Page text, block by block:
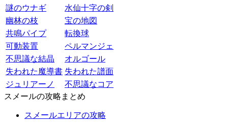
謎のウナギ
水仙十字の剣
幽林の枝
宝の地図
共鳴パイプ
転換球
可動装置
ペルマンジェ
不思議な結晶
オルゴール
失われた魔導書 失われた譜面
ジュリアーノ
不思議なコア
スメールの攻略まとめ
スメールエリアの攻略